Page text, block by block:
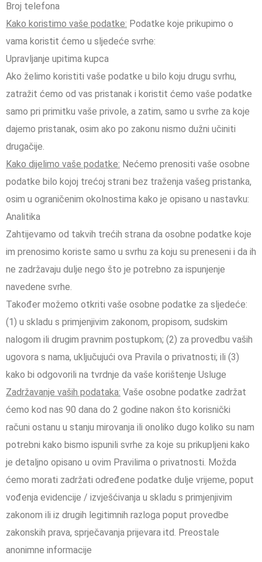
Broj telefona
Kako koristimo vaše podatke: Podatke koje prikupimo o
vama koristit ćemo u sljedeće svrhe:
Upravljanje upitima kupca
Ako želimo koristiti vaše podatke u bilo koju drugu svrhu,
zatražit ćemo od vas pristanak i koristit ćemo vaše podatke
samo pri primitku vaše privole, a zatim, samo u svrhe za koje
dajemo pristanak, osim ako po zakonu nismo dužni učiniti
drugačije.
Kako dijelimo vaše podatke: Nećemo prenositi vaše osobne
podatke bilo kojoj trećoj strani bez traženja vašeg pristanka,
osim u ograničenim okolnostima kako je opisano u nastavku:
Analitika
Zahtijevamo od takvih trećih strana da osobne podatke koje
im prenosimo koriste samo u svrhu za koju su preneseni i da ih
ne zadržavaju dulje nego što je potrebno za ispunjenje
navedene svrhe.
Također možemo otkriti vaše osobne podatke za sljedeće:
(1) u skladu s primjenjivim zakonom, propisom, sudskim
nalogom ili drugim pravnim postupkom; (2) za provedbu vaših
ugovora s nama, uključujući ova Pravila o privatnosti; ili (3)
kako bi odgovorili na tvrdnje da vaše korištenje Usluge
Zadržavanje vaših podataka: Vaše osobne podatke zadržat
ćemo kod nas 90 dana do 2 godine nakon što korisnički
računi ostanu u stanju mirovanja ili onoliko dugo koliko su nam
potrebni kako bismo ispunili svrhe za koje su prikupljeni kako
je detaljno opisano u ovim Pravilima o privatnosti. Možda
ćemo morati zadržati određene podatke dulje vrijeme, poput
vođenja evidencije / izvješćivanja u skladu s primjenjivim
zakonom ili iz drugih legitimnih razloga poput provedbe
zakonskih prava, sprječavanja prijevara itd. Preostale
anonimne informacije